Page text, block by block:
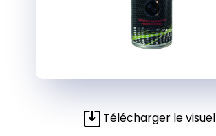
Télécharger le visuel